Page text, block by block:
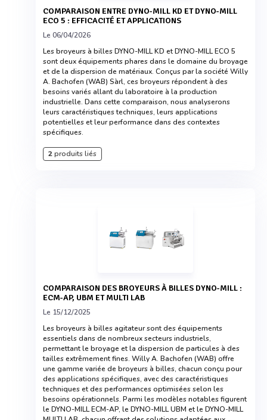
COMPARAISON ENTRE DYNO-MILL KD ET DYNO-MILL
ECO 5 : EFFICACITÉ ET APPLICATIONS
Le 06/04/2026
Les broyeurs à billes DYNO-MILL KD et DYNO-MILL ECO 5
sont deux équipements phares dans le domaine du broyage
et de la dispersion de matériaux. Conçus par la société Willy
A. Bachofen (WAB) Sàrl, ces broyeurs répondent à des
besoins variés allant du laboratoire à la production
industrielle. Dans cette comparaison, nous analyserons
leurs caractéristiques techniques, leurs applications
potentielles et leur performance dans des contextes
spécifiques.
2produits liés
COMPARAISON DES BROYEURS À BILLES DYNO-MILL :
ECM-AP, UBM ET MULTI LAB
Le 15/12/2025
Les broyeurs à billes agitateur sont des équipements
essentiels dans de nombreux secteurs industriels,
permettant le broyage et la dispersion de particules à des
tailles extrêmement fines. Willy A. Bachofen (WAB) offre
une gamme variée de broyeurs à billes, chacun conçu pour
des applications spécifiques, avec des caractéristiques
techniques et des performances optimisées selon les
besoins opérationnels. Parmi les modèles notables figurent
le DYNO-MILL ECM-AP, le DYNO-MILL UBM et le DYNO-MILL